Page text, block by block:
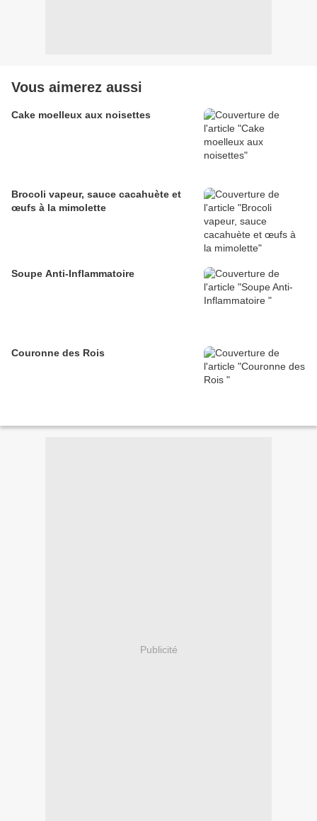
Vous aimerez aussi
Cake moelleux aux noisettes
Brocoli vapeur, sauce cacahuète et
œufs à la mimolette
Soupe Anti-Inflammatoire
Couronne des Rois
Publicité